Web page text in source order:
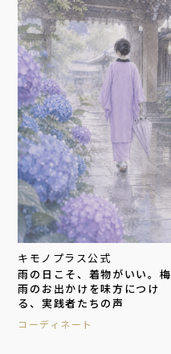
キモノプラス公式
雨の日こそ、着物がいい。梅
雨のお出かけを味方につけ
る、実践者たちの声
コーディネート